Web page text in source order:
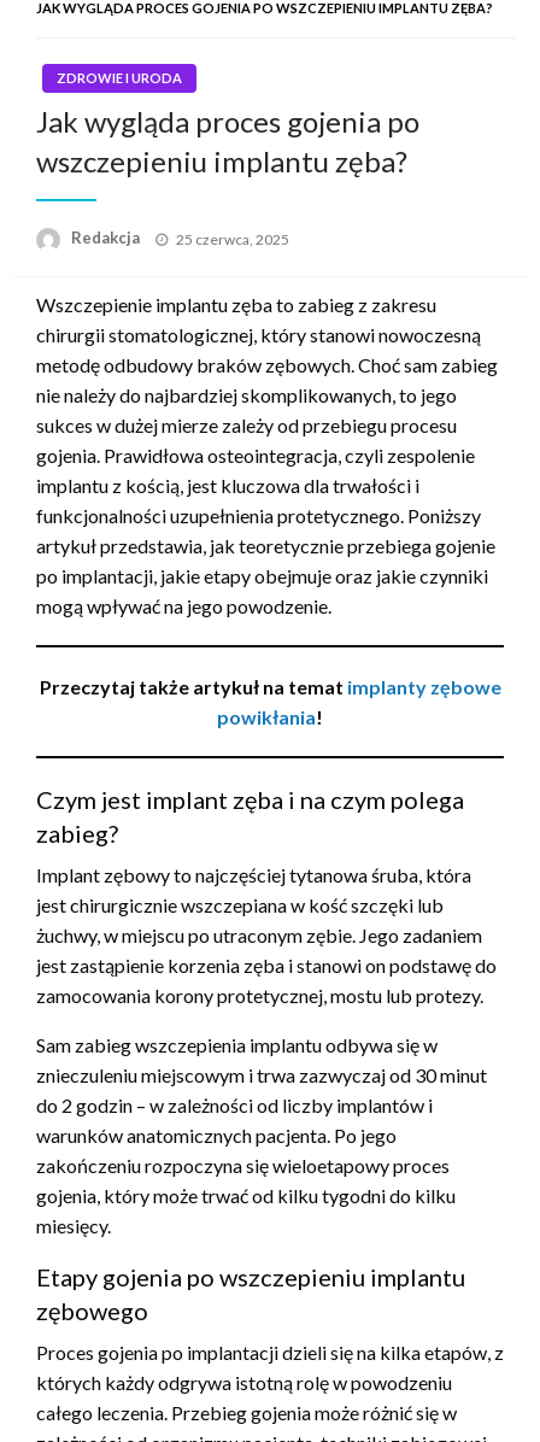
JAK WYGLĄDA PROCES GOJENIA PO WSZCZEPIENIU IMPLANTU ZĘBA?
ZDROWIE I URODA
Jak wygląda proces gojenia po
wszczepieniu implantu zęba?
Redakcja Napisano
25 czerwca, 2025
Wszczepienie implantu zęba to zabieg z zakresu
chirurgii stomatologicznej, który stanowi nowoczesną
metodę odbudowy braków zębowych. Choć sam zabieg
nie należy do najbardziej skomplikowanych, to jego
sukces w dużej mierze zależy od przebiegu procesu
gojenia. Prawidłowa osteointegracja, czyli zespolenie
implantu z kością, jest kluczowa dla trwałości i
funkcjonalności uzupełnienia protetycznego. Poniższy
artykuł przedstawia, jak teoretycznie przebiega gojenie
po implantacji, jakie etapy obejmuje oraz jakie czynniki
mogą wpływać na jego powodzenie.
Przeczytaj także artykuł na temat implanty zębowe
powikłania!
Czym jest implant zęba i na czym polega
zabieg?
Implant zębowy to najczęściej tytanowa śruba, która
jest chirurgicznie wszczepiana w kość szczęki lub
żuchwy, w miejscu po utraconym zębie. Jego zadaniem
jest zastąpienie korzenia zęba i stanowi on podstawę do
zamocowania korony protetycznej, mostu lub protezy.
Sam zabieg wszczepienia implantu odbywa się w
znieczuleniu miejscowym i trwa zazwyczaj od 30 minut
do 2 godzin – w zależności od liczby implantów i
warunków anatomicznych pacjenta. Po jego
zakończeniu rozpoczyna się wieloetapowy proces
gojenia, który może trwać od kilku tygodni do kilku
miesięcy.
Etapy gojenia po wszczepieniu implantu
zębowego
Proces gojenia po implantacji dzieli się na kilka etapów, z
których każdy odgrywa istotną rolę w powodzeniu
całego leczenia. Przebieg gojenia może różnić się w